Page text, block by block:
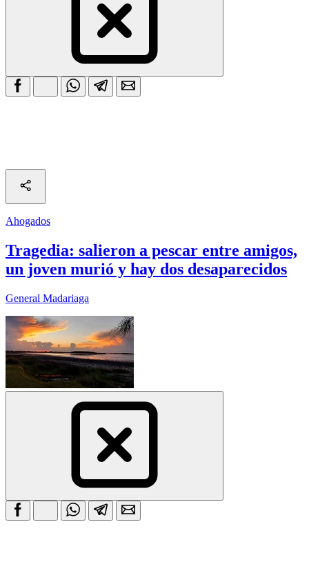
Ahogados
Tragedia: salieron a pescar entre amigos,
un joven murió y hay dos desaparecidos
General Madariaga